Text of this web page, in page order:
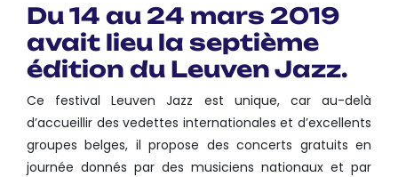
Du 14 au 24 mars 2019
avait lieu la septième
édition du Leuven Jazz.
Ce festival Leuven Jazz est unique, car au-delà
d’accueillir des vedettes internationales et d’excellents
groupes belges, il propose des concerts gratuits en
journée donnés par des musiciens nationaux et par